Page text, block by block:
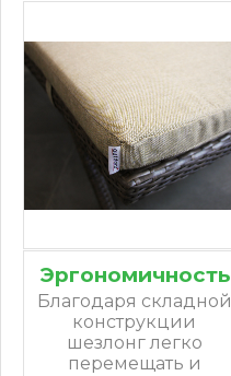
Эргономичность
Благодаря складной
конструкции
шезлонг легко
перемещать и